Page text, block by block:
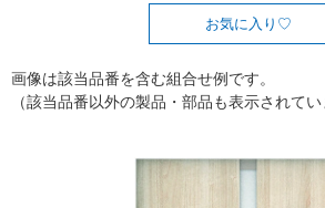
お気に入り
画像は該当品番を含む組合せ例です。
（該当品番以外の製品・部品も表示されてい